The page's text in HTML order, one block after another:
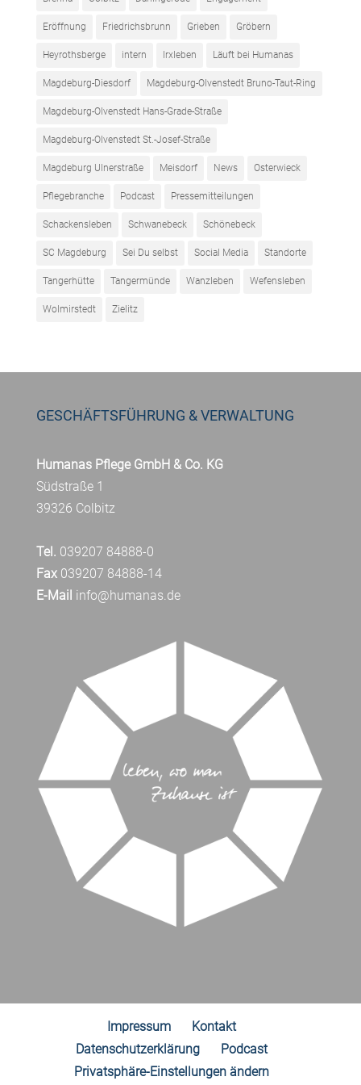
Eröffnung Friedrichsbrunn Grieben Gröbern
Heyrothsberge intern Irxleben Läuft bei Humanas
Magdeburg-Diesdorf Magdeburg-Olvenstedt Bruno-Taut-Ring
Magdeburg-Olvenstedt Hans-Grade-Straße
Magdeburg-Olvenstedt St.-Josef-Straße
Magdeburg Ulnerstraße Meisdorf News Osterwieck
Pflegebranche Podcast Pressemitteilungen
Schackensleben Schwanebeck Schönebeck
SC Magdeburg Sei Du selbst Social Media Standorte
Tangerhütte Tangermünde Wanzleben Wefensleben
Wolmirstedt Zielitz
GESCHÄFTSFÜHRUNG & VERWALTUNG
Humanas Pflege GmbH & Co. KG
Südstraße 1
39326 Colbitz
Tel. 039207 84888-0
Fax039207 84888-14
E-Mail info@humanas.de
Impressum
Kontakt
Datenschutzerklärung
Podcast
Privatsphäre-Einstellungen ändern